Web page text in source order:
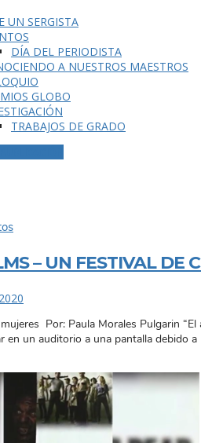
UN SERGISTA
DÍA DEL PERIODISTA
A NUESTROS MAESTROS
GLOBO
TRABAJOS DE GRADO
– UN FESTIVAL DE
Por: Paula Morales Pulgarin
en un auditorio a una pantalla debido